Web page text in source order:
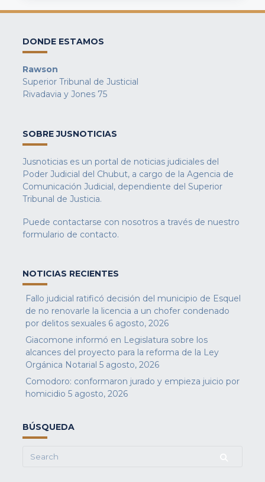
DONDE ESTAMOS
Rawson
Superior Tribunal de Justicial
Rivadavia y Jones 75
SOBRE JUSNOTICIAS
Jusnoticias es un portal de noticias judiciales del
Poder Judicial del Chubut, a cargo de la Agencia de
Comunicación Judicial, dependiente del Superior
Tribunal de Justicia.
Puede contactarse con nosotros a través de nuestro
formulario de contacto.
NOTICIAS RECIENTES
Fallo judicial ratificó decisión del municipio de Esquel
de no renovarle la licencia a un chofer condenado
por delitos sexuales 6 agosto, 2026
Giacomone informó en Legislatura sobre los
alcances del proyecto para la reforma de la Ley
Orgánica Notarial 5 agosto, 2026
Comodoro: conformaron jurado y empieza juicio por
homicidio 5 agosto, 2026
BÚSQUEDA
Search